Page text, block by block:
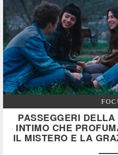
PASSEGGERI
INTIMO CHE
IL MISTERO E LA